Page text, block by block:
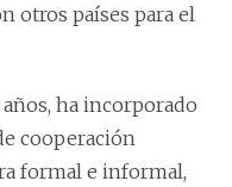
otros países para el
años, ha incorporado
cooperación
formal e informal,